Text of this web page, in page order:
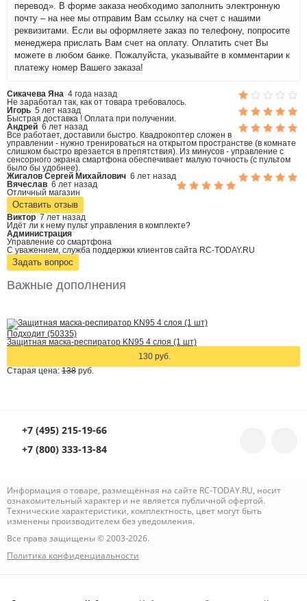
перевод». В форме заказа необходимо заполнить электронную
почту – на нее мы отправим Вам ссылку на счет с нашими
реквизитами. Если вы оформляете заказ по телефону, попросите
менеджера прислать Вам счет на оплату. Оплатить счет Вы
можете в любом банке. Пожалуйста, указывайте в комментарии к
платежу номер Вашего заказа!
Сикачева Яна 4 года назад
Не заработал так, как от товара требовалось.
Игорь 5 лет назад
Быстрая доставка ! Оплата при получении.
Андрей 6 лет назад
Все работает, доставили быстро. Квадрокоптер сложен в
управлении - нужно тренироваться на открытом пространстве (в комнате
слишком быстро врезается в препятствия). Из минусов - управление с
сенсорного экрана смартфона обеспечивает малую точность (с пультом
было бы удобнее).
Жигалов Сергей Михайлович 6 лет назад
Вячеслав 6 лет назад
Отличный магазин
Оставить отзыв
Виктор 7 лет назад
Идёт ли к нему пульт управления в комплекте?
Администрация
Управление со смартфона
С уважением, служба поддержки клиентов сайта RC-TODAY.RU
Задать вопрос
Важные дополнения
Подходит (50335)
Защитная маска-респиратор KN95 4 слоя (1 шт)
130 руб.
Старая цена: 138 руб.
+7 (495) 215-19-66
+7 (800) 333-13-84
Информация о товаре, размещённая на сайте RC-TODAY.RU, носит
ознакомительный характер и не является публичной офертой.
Технические характеристики, комплектность, цвет могут быть
изменены производителем без уведомления.
Все права защищены © 2003-2026.
Политика конфиденциальности